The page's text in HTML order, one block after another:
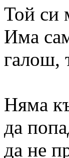
Той си
Има
галош,
Няма
да
да не